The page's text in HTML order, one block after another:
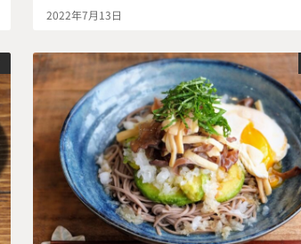
2022年7月13日